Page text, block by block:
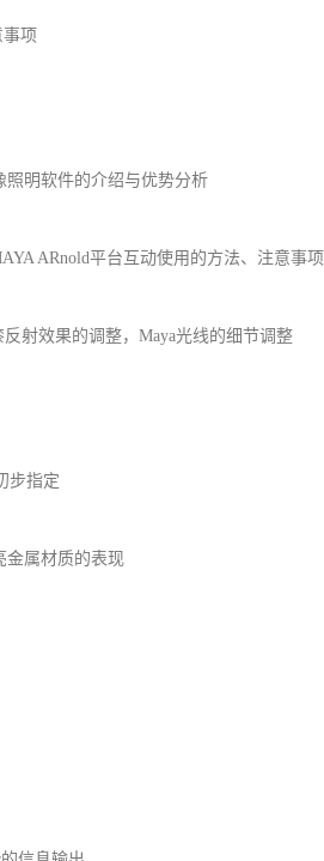
项
明软件的介绍与优势分析
ARnold平台互动使用的方法、注意事项
射效果的调整，Maya光线的细节调整
步指定
金属材质的表现